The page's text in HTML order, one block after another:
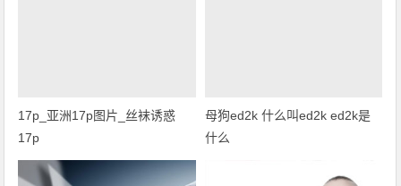
17p_亚洲17p图片_丝袜诱惑
17p
母狗ed2k 什么叫ed2k ed2k是
什么